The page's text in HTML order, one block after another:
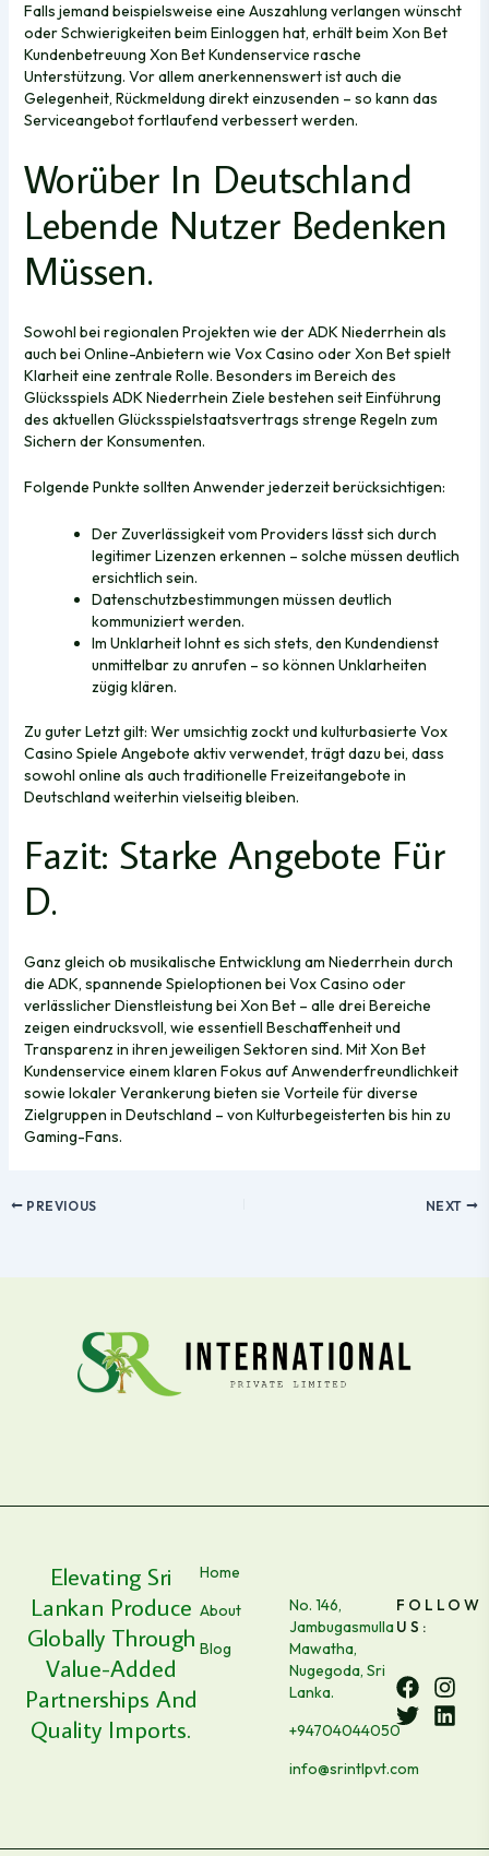
Falls jemand beispielsweise eine Auszahlung verlangen wünscht
oder Schwierigkeiten beim Einloggen hat, erhält beim Xon Bet
Kundenbetreuung Xon Bet Kundenservice rasche
Unterstützung. Vor allem anerkennenswert ist auch die
Gelegenheit, Rückmeldung direkt einzusenden – so kann das
Serviceangebot fortlaufend verbessert werden.
Worüber In Deutschland
Lebende Nutzer Bedenken
Müssen.
Sowohl bei regionalen Projekten wie der ADK Niederrhein als
auch bei Online-Anbietern wie Vox Casino oder Xon Bet spielt
Klarheit eine zentrale Rolle. Besonders im Bereich des
Glücksspiels ADK Niederrhein Ziele bestehen seit Einführung
des aktuellen Glücksspielstaatsvertrags strenge Regeln zum
Sichern der Konsumenten.
Folgende Punkte sollten Anwender jederzeit berücksichtigen:
Der Zuverlässigkeit vom Providers lässt sich durch
legitimer Lizenzen erkennen – solche müssen deutlich
ersichtlich sein.
Datenschutzbestimmungen müssen deutlich
kommuniziert werden.
Im Unklarheit lohnt es sich stets, den Kundendienst
unmittelbar zu anrufen – so können Unklarheiten
zügig klären.
Zu guter Letzt gilt: Wer umsichtig zockt und kulturbasierte Vox
Casino Spiele Angebote aktiv verwendet, trägt dazu bei, dass
sowohl online als auch traditionelle Freizeitangebote in
Deutschland weiterhin vielseitig bleiben.
Fazit: Starke Angebote Für
D.
Ganz gleich ob musikalische Entwicklung am Niederrhein durch
die ADK, spannende Spieloptionen bei Vox Casino oder
verlässlicher Dienstleistung bei Xon Bet – alle drei Bereiche
zeigen eindrucksvoll, wie essentiell Beschaffenheit und
Transparenz in ihren jeweiligen Sektoren sind. Mit Xon Bet
Kundenservice einem klaren Fokus auf Anwenderfreundlichkeit
sowie lokaler Verankerung bieten sie Vorteile für diverse
Zielgruppen in Deutschland – von Kulturbegeisterten bis hin zu
Gaming-Fans.
PREVIOUS NEXT
Elevating Sri
Lankan Produce
Globally Through
Value-Added
Partnerships And
Quality Imports.
Home
About
Blog
No. 146,
Jambugasmulla
Mawatha,
Nugegoda, Sri
Lanka.
+94704044050
info@srintlpvt.com
FOLLOW
US:
a
c
e
o
n
s
t
m
w
i
t
e
i
n
k